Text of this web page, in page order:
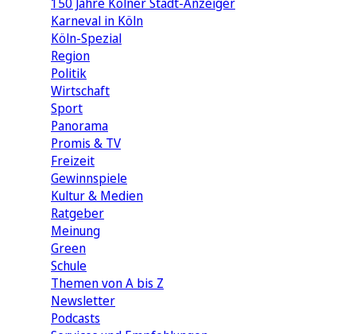
Karneval in Köln
Köln-Spezial
Region
Politik
Wirtschaft
Sport
Panorama
Promis & TV
Freizeit
Gewinnspiele
Kultur & Medien
Ratgeber
Meinung
Green
Schule
Themen von A bis Z
Newsletter
Podcasts